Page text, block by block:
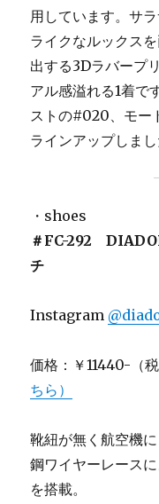
用しています。サ
ライクなルックス
出する3Dラバープ
アル感溢れる1着で
ストの#020、モー
ラインアップしまし
・shoes
＃FC-292
チ
Instagram
価格：￥11440-（税
ちら）
靴紐が無く航空機
鋼ワイヤーレース
を搭載。